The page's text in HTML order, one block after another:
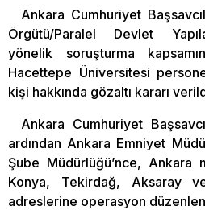
Ankara Cumhuriyet
Örgütü/Paralel Devlet
yönelik soruşturma
Hacettepe Üniversitesi
kişi hakkında gözaltı kararı
Ankara Cumhuriyet
ardından Ankara Emniyet
Şube Müdürlüğü’nce, Ankara
Konya, Tekirdağ, Aksaray
adreslerine operasyon